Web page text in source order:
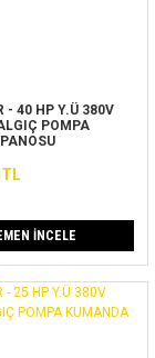
- 40 HP Y.Ü 380V
POMPA
İNCELE